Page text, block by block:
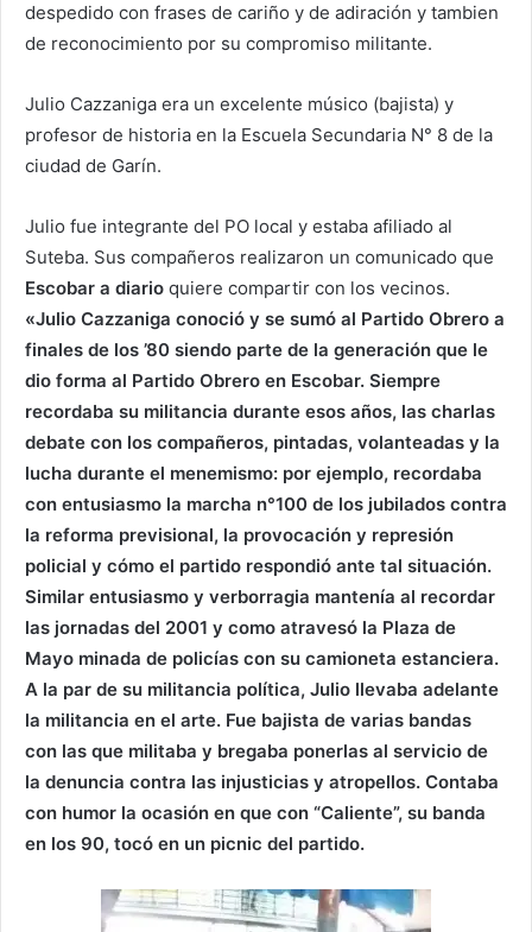
despedido con frases de cariño y de adiración y tambien
de reconocimiento por su compromiso militante.
Julio Cazzaniga era un excelente músico (bajista) y
profesor de historia en la Escuela Secundaria N° 8 de la
ciudad de Garín.
Julio fue integrante del PO local y estaba afiliado al
Suteba. Sus compañeros realizaron un comunicado que
Escobar a diario quiere compartir con los vecinos.
«Julio Cazzaniga conoció y se sumó al Partido Obrero a
finales de los ’80 siendo parte de la generación que le
dio forma al Partido Obrero en Escobar. Siempre
recordaba su militancia durante esos años, las charlas
debate con los compañeros, pintadas, volanteadas y la
lucha durante el menemismo: por ejemplo, recordaba
con entusiasmo la marcha n°100 de los jubilados contra
la reforma previsional, la provocación y represión
policial y cómo el partido respondió ante tal situación.
Similar entusiasmo y verborragia mantenía al recordar
las jornadas del 2001 y como atravesó la Plaza de
Mayo minada de policías con su camioneta estanciera.
A la par de su militancia política, Julio llevaba adelante
la militancia en el arte. Fue bajista de varias bandas
con las que militaba y bregaba ponerlas al servicio de
la denuncia contra las injusticias y atropellos. Contaba
con humor la ocasión en que con “Caliente”, su banda
en los 90, tocó en un picnic del partido.